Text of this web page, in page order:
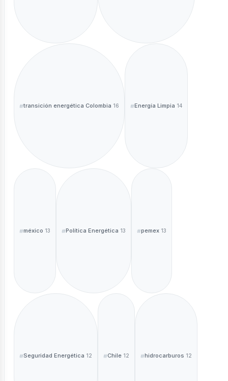
transición energética Colombia 16 Energía Limpia 14
méxico 13 Política Energética 13 pemex 13
Seguridad Energética 12 Chile 12 hidrocarburos 12